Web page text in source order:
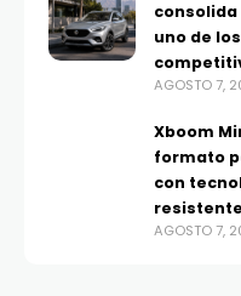
consolida
uno de
AGOSTO 7,
Xboom
formato
con
AGOSTO 7,